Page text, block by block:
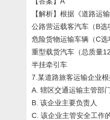
【解析】根据《道路运
公路营运载客汽车（B选
危险货物运输车辆（C选
重型载货汽车（总质量
半挂牵引车
7.某道路旅客运输企业
A. 辖区交通运输主管部
B. 该企业主要负责人
C. 该企业主管安全工作